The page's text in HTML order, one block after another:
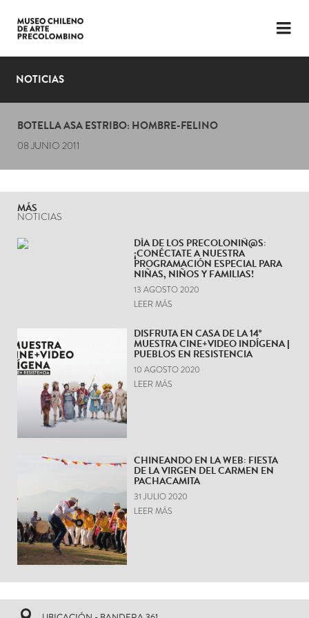
LENGUAJE
PLANIFICA TU VISITA
EXPOSICIONES
EL MUSEO
NOTICIAS
NOTICIAS
BOTELLA ASA ESTRIBO: HOMBRE-FELINO
08 JUNIO 2011
MÁS
NOTICIAS
DÍA DE LOS PRECOLONIÑ@S:
¡CONÉCTATE A NUESTRA
PROGRAMACIÓN ESPECIAL PARA
NIÑAS, NIÑOS Y FAMILIAS!
13 AGOSTO 2020
LEER MÁS
DISFRUTA EN CASA DE LA 14°
MUESTRA CINE+VIDEO INDÍGENA |
PUEBLOS EN RESISTENCIA
10 AGOSTO 2020
LEER MÁS
CHINEANDO EN LA WEB: FIESTA
DE LA VIRGEN DEL CARMEN EN
PACHACAMITA
31 JULIO 2020
LEER MÁS